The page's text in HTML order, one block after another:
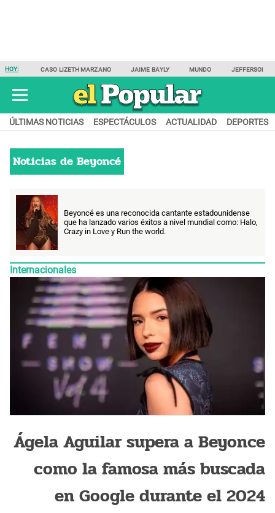
HOY: CASO LIZETH MARZANO JAIME BAYLY MUNDO JEFFERSON
ÚLTIMAS NOTICIAS ESPECTÁCULOS ACTUALIDAD DEPORTES
Noticias de Beyoncé
Beyoncé es una reconocida cantante estadounidense
que ha lanzado varios éxitos a nivel mundial como: Halo,
Crazy in Love y Run the world.
Internacionales
Ágela Aguilar supera a Beyonce
como la famosa más buscada
en Google durante el 2024